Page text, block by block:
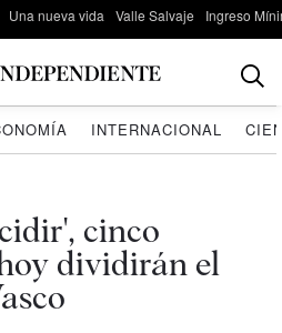
Una nueva vida Valle Salvaje Ingreso
INTERNACIONAL
cinco
dividirán el